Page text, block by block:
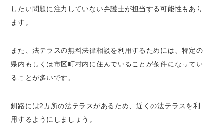
したい問題に注力していない弁護士が担当する可能性もあり
ます。
また、法テラスの無料法律相談を利用するためには、特定の
県内もしくは市区町村内に住んでいることが条件になってい
ることが多いです。
釧路には2カ所の法テラスがあるため、近くの法テラスを利
用するようにしましょう。